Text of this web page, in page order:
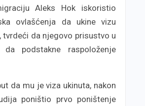
Aleks Hok iskoristio
ovlašćenja da ukine vizu
tvrdeći da njegovo prisustvo u
podstakne raspoloženje
da mu je viza ukinuta, nakon
poništio prvo poništenje